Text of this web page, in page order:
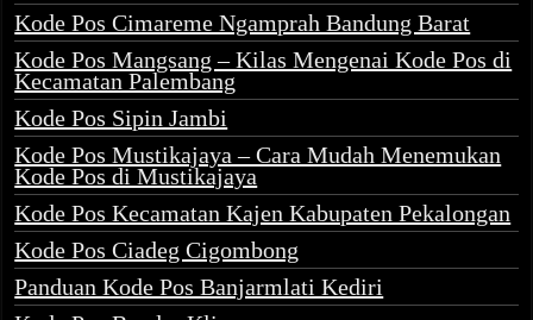
Kode Pos Cimareme Ngamprah Bandung Barat
Kode Pos Mangsang – Kilas Mengenai Kode Pos di
Kecamatan Palembang
Kode Pos Sipin Jambi
Kode Pos Mustikajaya – Cara Mudah Menemukan
Kode Pos di Mustikajaya
Kode Pos Kecamatan Kajen Kabupaten Pekalongan
Kode Pos Ciadeg Cigombong
Panduan Kode Pos Banjarmlati Kediri